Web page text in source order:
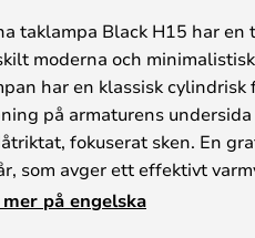
taklampa Black H15 har
moderna och
har en klassisk
på armaturens
fokuserat sken. En
som avger ett effektivt
färgton som avslappnar
mer på engelska